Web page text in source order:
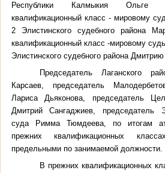
Республики Калмыкия Ольге
квалификационный класс - мировому
2 Элистинского судебного района
квалификационный класс -мировому
Элистинского судебного района
Председатель Лаганского
Карсаев, председатель
Лариса Дьяконова, председатель
Дмитрий Сангаджиев, председатель
суда Римма Тюмдеева, по итогам
прежних квалификационных
предельными по занимаемой должности.
В прежних квалификационных